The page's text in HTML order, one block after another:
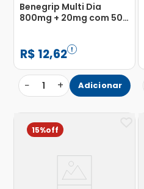
Benegrip Multi Dia
800mg + 20mg com 50
R$ 12,62
− 1 + Adicionar
15%